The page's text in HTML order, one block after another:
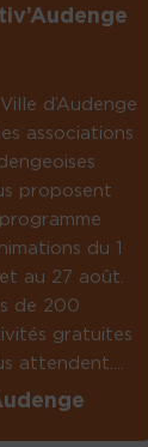
Ville d’Audenge
associations
proposent
du 1
au 27 août.
de 200
gratuites
attendent....